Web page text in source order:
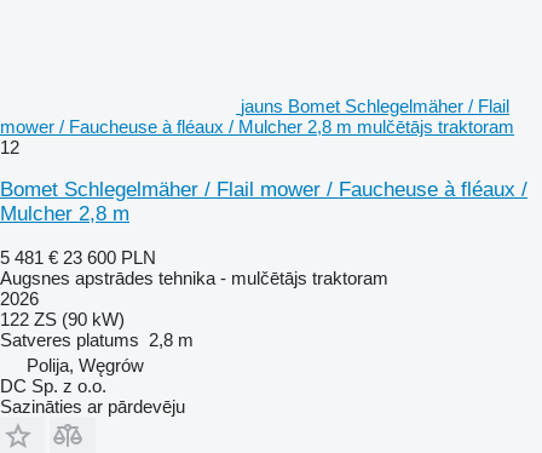
jauns Bomet Schlegelmäher / Flail
mower / Faucheuse à fléaux / Mulcher 2,8 m mulčētājs traktoram
12
Bomet Schlegelmäher / Flail mower / Faucheuse à fléaux /
Mulcher 2,8 m
5 481 € 23 600 PLN
Augsnes apstrādes tehnika - mulčētājs traktoram
2026
122 ZS (90 kW)
Satveres platums 2,8 m
Polija, Węgrów
DC Sp. z o.o.
Sazināties ar pārdevēju